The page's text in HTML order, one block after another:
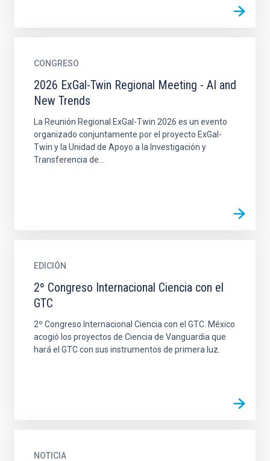
CONGRESO
2026 ExGal-Twin Regional Meeting - AI and
New Trends
La Reunión Regional ExGal-Twin 2026 es un evento
organizado conjuntamente por el proyecto ExGal-
Twin y la Unidad de Apoyo a la Investigación y
Transferencia de...
EDICIÓN
2º Congreso Internacional Ciencia con el
GTC
2º Congreso Internacional Ciencia con el GTC. México
acogió los proyectos de Ciencia de Vanguardia que
hará el GTC con sus instrumentos de primera luz.
NOTICIA